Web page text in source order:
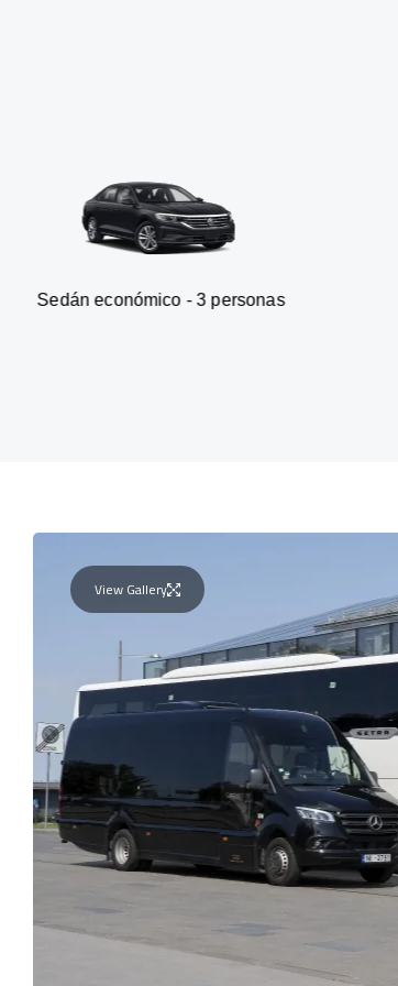
- 3 personas
View Gallery